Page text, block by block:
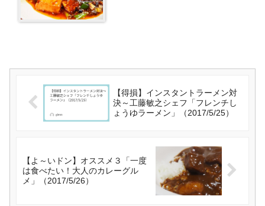
【得損】インスタントラーメン対
決～工藤敏之シェフ「フレンチし
ょうゆラーメン」（2017/5/25）
【よ～いドン】オススメ３「一度
は食べたい！大人のカレーグル
メ」（2017/5/26）